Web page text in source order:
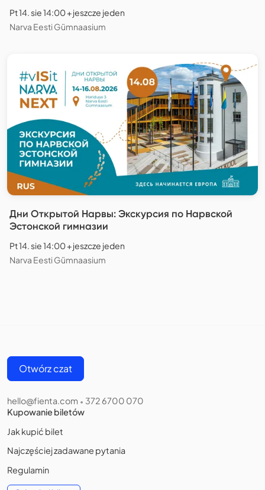
Pt 14. sie 14:00 + jeszcze jeden
Narva Eesti Gümnaasium
Дни Открытой Нарвы: Экскурсия по Нарвской
Эстонской гимназии
Pt 14. sie 14:00 + jeszcze jeden
Narva Eesti Gümnaasium
Otwórz czat
hello@fienta.com • 372 6700 070
Kupowanie biletów
Jak kupić bilet
Najczęściej zadawane pytania
Regulamin